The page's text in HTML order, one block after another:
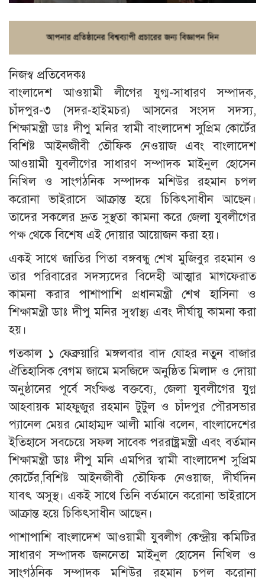
নিজস্ব প্রতিবেদকঃ
বাংলাদেশ আওয়ামী লীগের যুগ্ম-সাধারণ সম্পাদক,
চাঁদপুর-৩ (সদর-হাইমচর) আসনের সংসদ সদস্য,
শিক্ষামন্ত্রী ডাঃ দীপু মনির স্বামী বাংলাদেশ সুপ্রিম কোর্টের
বিশিষ্ট আইনজীবী তৌফিক নেওয়াজ এবং বাংলাদেশ
আওয়ামী যুবলীগের সাধারণ সম্পাদক মাইনুল হোসেন
নিখিল ও সাংগঠনিক সম্পাদক মশিউর রহমান চপল
করোনা ভাইরাসে আক্রান্ত হয়ে চিকিৎসাধীন আছেন।
তাদের সকলের দ্রুত সুস্থতা কামনা করে জেলা যুবলীগের
পক্ষ থেকে বিশেষ এই দোয়ার আয়োজন করা হয়।
একই সাথে জাতির পিতা বঙ্গবন্ধু শেখ মুজিবুর রহমান ও
তার পরিবারের সদস্যদের বিদেহী আত্মার মাগফেরাত
কামনা করার পাশাপাশি প্রধানমন্ত্রী শেখ হাসিনা ও
শিক্ষামন্ত্রী ডাঃ দীপু মনির সুস্বাস্থ্য এবং দীর্ঘায়ু কামনা করা
হয়।
গতকাল ১ ফেব্রুয়ারি মঙ্গলবার বাদ যোহর নতুন বাজার
ঐতিহাসিক বেগম জামে মসজিদে অনুষ্ঠিত মিলাদ ও দোয়া
অনুষ্ঠানের পূর্বে সংক্ষিপ্ত বক্তব্যে, জেলা যুবলীগের যুগ্ন
আহবায়ক মাহফুজুর রহমান টুটুল ও চাঁদপুর পৌরসভার
প্যানেল মেয়র মোহাম্মদ আলী মাঝি বলেন, বাংলাদেশের
ইতিহাসে সবচেয়ে সফল সাবেক পররাষ্ট্রমন্ত্রী এবং বর্তমান
শিক্ষামন্ত্রী ডাঃ দীপু মনি এমপির স্বামী বাংলাদেশ সুপ্রিম
কোর্টের,বিশিষ্ট আইনজীবী তৌফিক নেওয়াজ, দীর্ঘদিন
যাবৎ অসুস্থ। একই সাথে তিনি বর্তমানে করোনা ভাইরাসে
আক্রান্ত হয়ে চিকিৎসাধীন আছেন।
পাশাপাশি বাংলাদেশ আওয়ামী যুবলীগ কেন্দ্রীয় কমিটির
সাধারণ সম্পাদক জননেতা মাইনুল হোসেন নিখিল ও
সাংগঠনিক সম্পাদক মশিউর রহমান চপল করোনা